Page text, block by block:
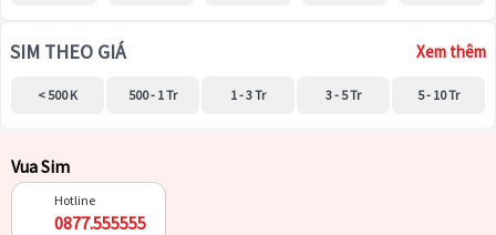
SIM THEO GIÁ Xem thêm
< 500 K 500 - 1 Tr 1 - 3 Tr 3 - 5 Tr 5 - 10 Tr
Vua Sim
Hotline
0877.555555